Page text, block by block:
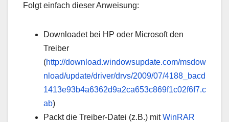
Folgt einfach dieser Anweisung:
Downloadet bei HP oder Microsoft den
Treiber
(http://download.windowsupdate.com/msdow
nload/update/driver/drvs/2009/07/4188_bacd
1413e93b4a6362d9a2ca653c869f1c02f6f7.c
ab)
Packt die Treiber-Datei (z.B.) mitWinRAR